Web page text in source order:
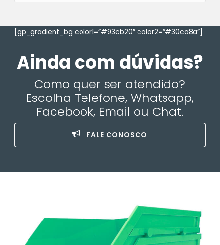
[gp_gradient_bg color1=”#93cb20″ color2=”#30ca8a”]
Ainda com dúvidas?
Como quer ser atendido?
Escolha Telefone, Whatsapp,
Facebook, Email ou Chat.
FALE CONOSCO